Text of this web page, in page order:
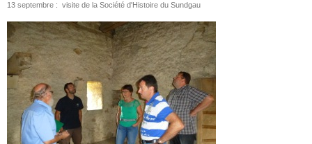
13 septembre : visite de la Société d'Histoire du Sundgau